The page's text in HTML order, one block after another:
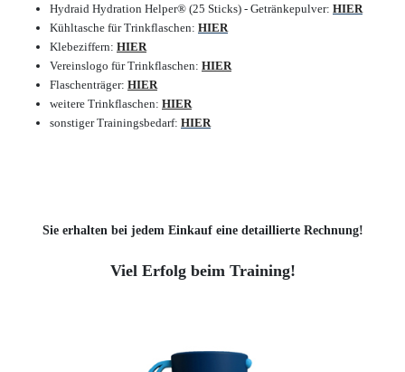
Hydraid Hydration Helper® (25 Sticks) - Getränkepulver: HIER
Kühltasche für Trinkflaschen: HIER
Klebeziffern: HIER
Vereinslogo für Trinkflaschen: HIER
Flaschenträger: HIER
weitere Trinkflaschen: HIER
sonstiger Trainingsbedarf: HIER
Sie erhalten bei jedem Einkauf eine detaillierte Rechnung!
Viel Erfolg beim Training!